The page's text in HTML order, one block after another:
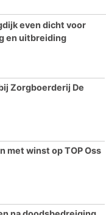
even dicht voor
en uitbreiding
Zorgboerderij De
met winst op TOP Oss